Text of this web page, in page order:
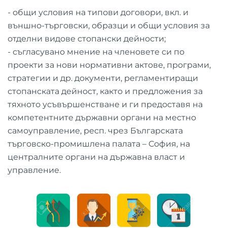
- общи условия на типови договори, вкл. и
външно-търговски, образци и общи условия за
отделни видове стопански дейности;
- съгласувано мнение на членовете си по
проекти за нови нормативни актове, програми,
стратегии и др. документи, регламентиращи
стопанската дейност, както и предложения за
тяхното усъвършенстване и ги предоставя на
компетентните държавни органи на местно
самоуправление, респ. чрез Българската
търговско-промишлена палата – София, на
централните органи на държавна власт и
управление.